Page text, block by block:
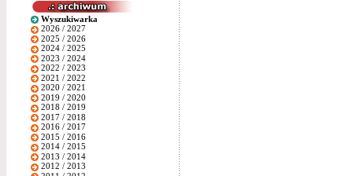
Wyszukiwarka
2026 / 2027
2025 / 2026
2024 / 2025
2023 / 2024
2022 / 2023
2021 / 2022
2020 / 2021
2019 / 2020
2018 / 2019
2017 / 2018
2016 / 2017
2015 / 2016
2014 / 2015
2013 / 2014
2012 / 2013